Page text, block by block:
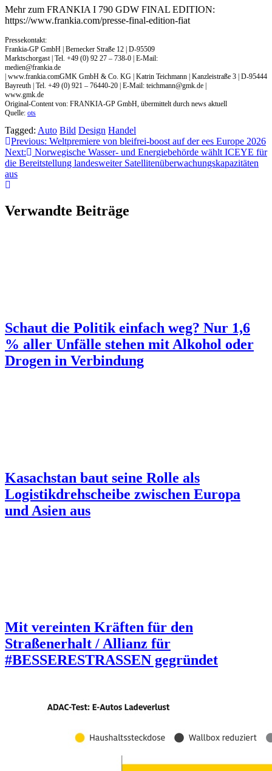
Mehr zum FRANKIA I 790 GDW FINAL EDITION:
https://www.frankia.com/presse-final-edition-fiat
Pressekontakt:
Frankia-GP GmbH | Bernecker Straße 12 | D-95509
Marktschorgast | Tel. +49 (0) 92 27 – 738-0 | E-Mail:
medien@frankia.de
| www.frankia.comGMK GmbH & Co. KG | Katrin Teichmann | Kanzleistraße 3 | D-95444
Bayreuth | Tel. +49 (0) 921 – 76440-20 | E-Mail: teichmann@gmk.de
www.gmk.de
Original-Content von: FRANKIA-GP GmbH, übermittelt durch news aktuell
Quelle: ots
Tagged: Auto Bild Design Handel
Beitragsnavigation
Previous: Weltpremiere von bleifrei-boost auf der ees Europe 2026
Next:
Norwegische Wasser- und Energiebehörde wählt ICEYE für
die Bereitstellung landesweiter Satellitenüberwachungskapazitäten
aus
Verwandte Beiträge
Schaut die Politik einfach weg? Nur 1,6
% aller Unfälle stehen mit Alkohol oder
Drogen in Verbindung
Kasachstan baut seine Rolle als
Logistikdrehscheibe zwischen Europa
und Asien aus
Mit vereinten Kräften für den
Straßenerhalt / Allianz für
#BESSERESTRASSEN gegründet